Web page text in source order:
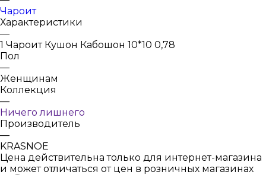
Чароит
Характеристики
—
1 Чароит Кушон Кабошон 10*10 0,78
Пол
—
Женщинам
Коллекция
—
Ничего лишнего
Производитель
—
KRASNOE
Цена действительна только для интернет-магазина
и может отличаться от цен в розничных магазинах